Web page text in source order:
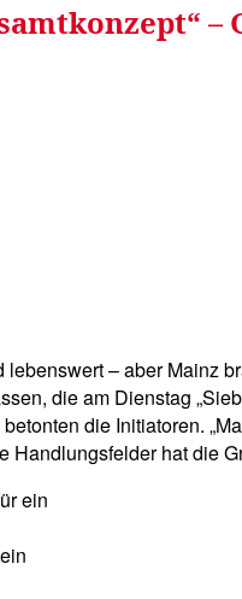
– aber
die am Dienstag
die Initiatoren.
Handlungsfelder hat